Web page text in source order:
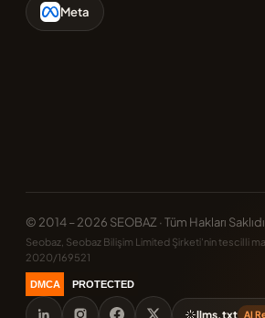
Meta
© 2014 – 2026 SEOBAZ · Tüm Hakları
Seobaz, Seobaz Bilişim Limited Şirketi'nin tescilli
2020/169521
DMCA PROTECTED
llms.txt AI